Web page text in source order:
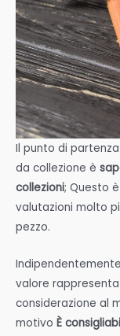
Il punto di
da collezione è
collezioni; Questo
valutazioni molto
pezzo.
valore
considerazione al
motivo È